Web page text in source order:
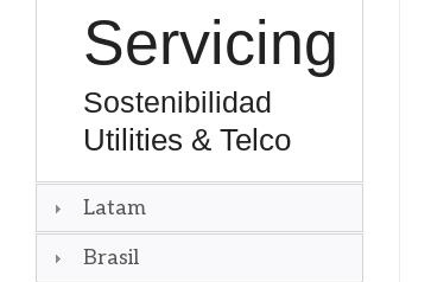
Servicing
Sostenibilidad
Utilities & Telco
Latam
Brasil